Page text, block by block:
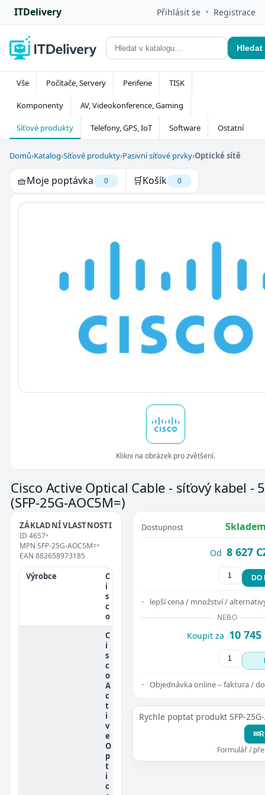
ITDelivery Přihlásit se • Registrace
Hledat
Vše Počítače, Servery Periferie TISK
Komponenty AV, Videokonference, Gaming
Síťové produkty Telefony, GPS, IoT Software Ostatní
Domů›Katalog›Síťové produkty›Pasivní síťové prvky›Optické sítě
🧺Moje poptávka 0 🛒Košík 0
Klikni na obrázek pro zvětšení.
Cisco Active Optical Cable - síťový kabel -
(SFP-25G-AOC5M=)
ZÁKLADNÍ VLASTNOSTI
ID 4657•
MPN SFP-25G-AOC5M=•
EAN 882658973185
Výrobce
C
i
s
c
o
C
i
s
c
o
A
c
t
i
v
e
O
p
t
i
c
Dostupnost
Od 8 627
DO
lepší cena / množství /
NEBO
Koupit za 10 745
Objednávka online – faktura /
Rychle poptat produkt SFP-
✉
Formulář /